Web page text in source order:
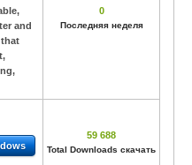
and
that
0
Последняя неделя
59 688
Total Downloads скачать